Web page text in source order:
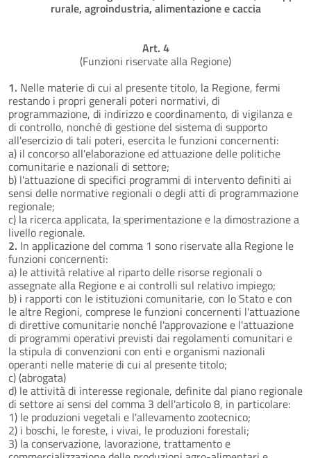
rurale, agroindustria, alimentazione e caccia
Art. 4
(Funzioni riservate alla Regione)
1. Nelle materie di cui al presente titolo, la Regione, fermi
restando i propri generali poteri normativi, di
programmazione, di indirizzo e coordinamento, di vigilanza e
di controllo, nonché di gestione del sistema di supporto
all'esercizio di tali poteri, esercita le funzioni concernenti:
a) il concorso all'elaborazione ed attuazione delle politiche
comunitarie e nazionali di settore;
b) l'attuazione di specifici programmi di intervento definiti ai
sensi delle normative regionali o degli atti di programmazione
regionale;
c) la ricerca applicata, la sperimentazione e la dimostrazione a
livello regionale.
2. In applicazione del comma 1 sono riservate alla Regione le
funzioni concernenti:
a) le attività relative al riparto delle risorse regionali o
assegnate alla Regione e ai controlli sul relativo impiego;
b) i rapporti con le istituzioni comunitarie, con lo Stato e con
le altre Regioni, comprese le funzioni concernenti l'attuazione
di direttive comunitarie nonché l'approvazione e l'attuazione
di programmi operativi previsti dai regolamenti comunitari e
la stipula di convenzioni con enti e organismi nazionali
operanti nelle materie di cui al presente titolo;
c) (abrogata)
d) le attività di interesse regionale, definite dal piano regionale
di settore ai sensi del comma 3 dell'articolo 8, in particolare:
1) le produzioni vegetali e l'allevamento zootecnico;
2) i boschi, le foreste, i vivai, le produzioni forestali;
3) la conservazione, lavorazione, trattamento e